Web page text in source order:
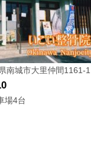
城市大里仲間1161-1
場4台